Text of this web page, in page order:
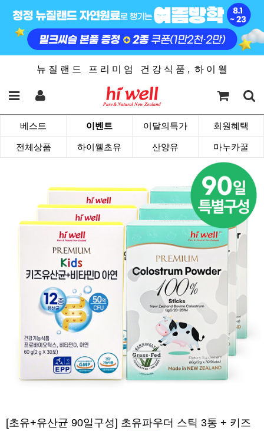
뉴 질 랜 드 프 리 미 엄 건 강 식 품 , 하 이 웰
베스트 이벤트 이달의특가 회원혜택
전체상품 하이웰초유 산양유 마누카꿀
[초유+유산균 90일구성] 초유파우더 스틱 3통 + 키즈